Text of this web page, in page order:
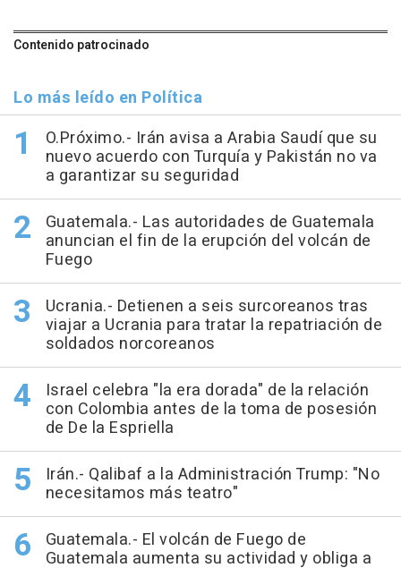
Contenido patrocinado
Lo más leído en Política
O.Próximo.- Irán avisa a Arabia Saudí que su
nuevo acuerdo con Turquía y Pakistán no va
a garantizar su seguridad
Guatemala.- Las autoridades de Guatemala
anuncian el fin de la erupción del volcán de
Fuego
Ucrania.- Detienen a seis surcoreanos tras
viajar a Ucrania para tratar la repatriación de
soldados norcoreanos
Israel celebra "la era dorada" de la relación
con Colombia antes de la toma de posesión
de De la Espriella
Irán.- Qalibaf a la Administración Trump: "No
necesitamos más teatro"
Guatemala.- El volcán de Fuego de
Guatemala aumenta su actividad y obliga a